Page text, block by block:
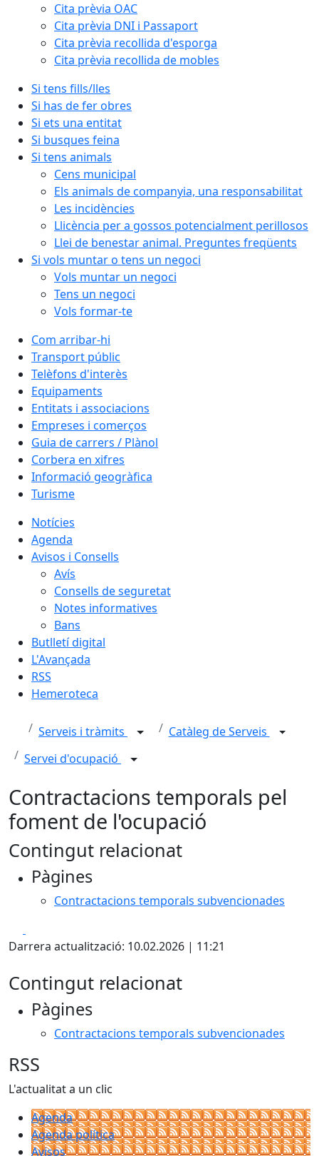
Cita prèvia OAC
Cita prèvia DNI i Passaport
Cita prèvia recollida d'esporga
Cita prèvia recollida de mobles
Si tens fills/lles
Si has de fer obres
Si ets una entitat
Si busques feina
Si tens animals
Cens municipal
Els animals de companyia, una responsabilitat
Les incidències
Llicència per a gossos potencialment perillosos
Llei de benestar animal. Preguntes freqüents
Si vols muntar o tens un negoci
Vols muntar un negoci
Tens un negoci
Vols formar-te
Com arribar-hi
Transport públic
Telèfons d'interès
Equipaments
Entitats i associacions
Empreses i comerços
Guia de carrers / Plànol
Corbera en xifres
Informació geogràfica
Turisme
Notícies
Agenda
Avisos i Consells
Avís
Consells de seguretat
Notes informatives
Bans
Butlletí digital
L'Avançada
RSS
Hemeroteca
Serveis i tràmits
Catàleg de Serveis
Servei d'ocupació
Contractacions temporals pel
foment de l'ocupació
Contingut relacionat
Pàgines
Contractacions temporals subvencionades
Darrera actualització: 10.02.2026 | 11:21
Contingut relacionat
Pàgines
Contractacions temporals subvencionades
RSS
L'actualitat a un clic
Agenda
Agenda política
Avisos